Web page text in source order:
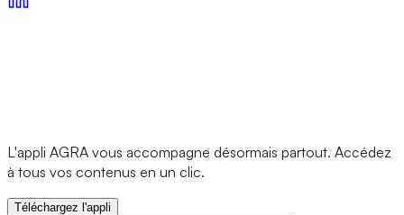
L'appli AGRA vous accompagne désormais partout. Accédez
à tous vos contenus en un clic.
Téléchargez l'appli